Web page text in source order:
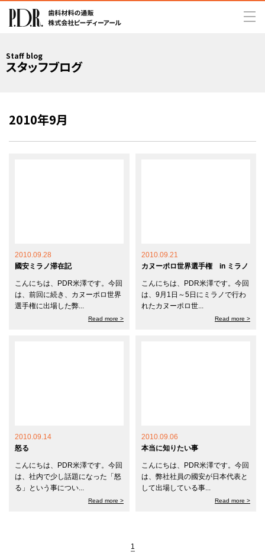
Staff blog
スタッフブログ
2010年9月
2010.09.28
國安ミラノ滞在記
こんにちは、PDR米澤です。今回
は、前回に続き、カヌーポロ世界
選手権に出場した弊...
Read more >
2010.09.21
カヌーポロ世界選手権 in ミラノ
こんにちは、PDR米澤です。今回
は、9月1日～5日にミラノで行わ
れたカヌーポロ世...
Read more >
2010.09.14
怒る
こんにちは、PDR米澤です。今回
は、社内で少し話題になった「怒
る」という事につい...
Read more >
2010.09.06
本当に知りたい事
こんにちは、PDR米澤です。今回
は、弊社社員の國安が日本代表と
して出場している事...
Read more >
1